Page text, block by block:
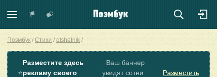
Поэмбук Стихи otshelnik
⭐
Разместите здесь
рекламу своего
Ваш баннер
увидят сотни
Разместить